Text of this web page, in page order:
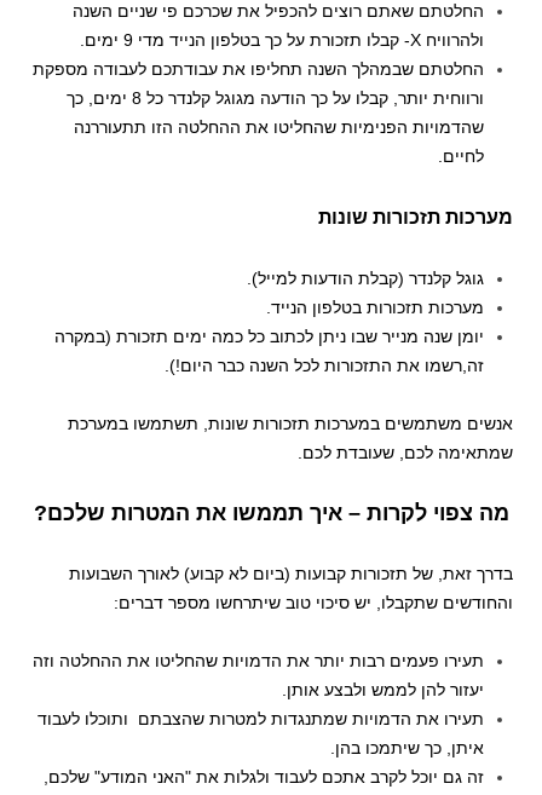
החלטתם שאתם רוצים להכפיל את שכרכם פי שניים השנה
ולהרוויח X- קבלו תזכורת על כך בטלפון הנייד מדי 9 ימים.
החלטתם שבמהלך השנה תחליפו את עבודתכם לעבודה מספקת
ורווחית יותר, קבלו על כך הודעה מגוגל קלנדר כל 8 ימים, כך
שהדמויות הפנימיות שהחליטו את ההחלטה הזו תתעוררנה
לחיים.
מערכות תזכורות שונות
גוגל קלנדר (קבלת הודעות למייל).
מערכות תזכורות בטלפון הנייד.
יומן שנה מנייר שבו ניתן לכתוב כל כמה ימים תזכורת (במקרה
זה,רשמו את התזכורות לכל השנה כבר היום!).
אנשים משתמשים במערכות תזכורות שונות, תשתמשו במערכת
שמתאימה לכם, שעובדת לכם.
מה צפוי לקרות – איך תממשו את המטרות שלכם?
בדרך זאת, של תזכורות קבועות (ביום לא קבוע) לאורך השבועות
והחודשים שתקבלו, יש סיכוי טוב שיתרחשו מספר דברים:
תעירו פעמים רבות יותר את הדמויות שהחליטו את ההחלטה וזה
יעזור להן לממש ולבצע אותן.
תעירו את הדמויות שמתנגדות למטרות שהצבתם ותוכלו לעבוד
איתן, כך שיתמכו בהן.
זה גם יוכל לקרב אתכם לעבוד ולגלות את "האני המודע" שלכם,